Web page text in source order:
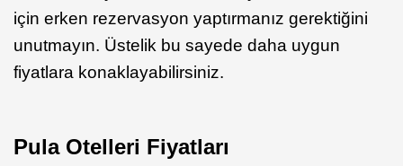
için erken rezervasyon yaptırmanız gerektiğini
unutmayın. Üstelik bu sayede daha uygun
fiyatlara konaklayabilirsiniz.
Pula Otelleri Fiyatları